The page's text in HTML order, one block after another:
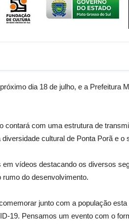
dia 18 de julho, e a Prefeitura
com uma estrutura de
cultural de Ponta Porã e o
vídeos destacando os diversos
do desenvolvimento.
junto com a população
19. Pensamos um evento com o